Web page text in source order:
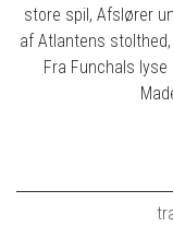
store spil, Afslører
af Atlantens stolthed,
Fra Funchals